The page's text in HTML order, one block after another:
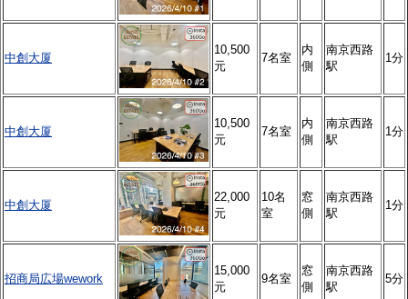
中創大厦
10,500
元
7名室
内
側
南京西路
駅
1分
中創大厦
10,500
元
7名室
内
側
南京西路
駅
1分
中創大厦
22,000
元
10名
室
窓
側
南京西路
駅
1分
招商局広場wework
15,000
元
9名室
窓
側
南京西路
駅
5分